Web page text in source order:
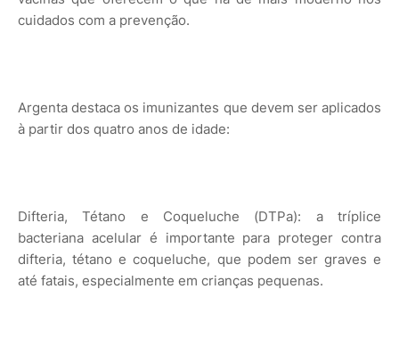
cuidados com a prevenção.
Argenta destaca os imunizantes que devem ser aplicados
à partir dos quatro anos de idade:
Difteria, Tétano e Coqueluche (DTPa): a tríplice
bacteriana acelular é importante para proteger contra
difteria, tétano e coqueluche, que podem ser graves e
até fatais, especialmente em crianças pequenas.